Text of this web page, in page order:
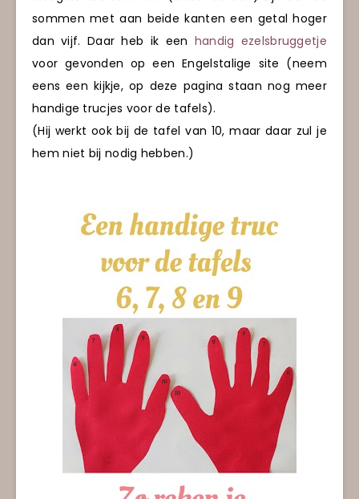
sommen met aan beide kanten een getal hoger
dan vijf. Daar heb ik een handig ezelsbruggetje
voor gevonden op een Engelstalige site (neem
eens een kijkje, op deze pagina staan nog meer
handige trucjes voor de tafels).
(Hij werkt ook bij de tafel van 10, maar daar zul je
hem niet bij nodig hebben.)